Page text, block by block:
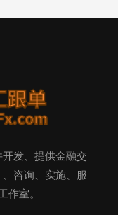
发、提供金融交
咨询、实施、服
作室。